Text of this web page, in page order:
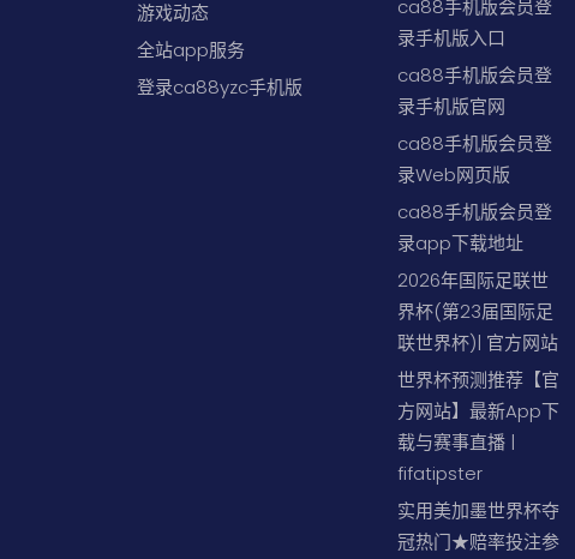
游戏动态
全站app服务
登录ca88yzc手机版
ca88手机版会员登
录手机版入口
ca88手机版会员登
录手机版官网
ca88手机版会员登
录Web网页版
ca88手机版会员登
录app下载地址
2026年国际足联世
界杯(第23届国际足
联世界杯)| 官方网站
世界杯预测推荐【官
方网站】最新App下
载与赛事直播 |
fifatipster
实用美加墨世界杯夺
冠热门★赔率投注参